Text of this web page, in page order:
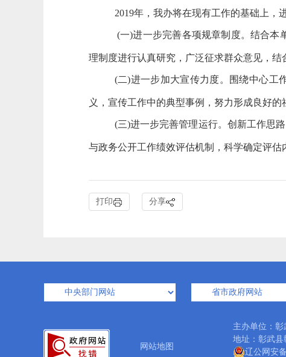
2019年，我办将在现有工作的基础上，
(一)进一步完善各项规章制度。结合本
理制度进行认真研究，广泛征求群众意见
(二)进一步加大宣传力度。围绕中心工
义，宣传工作中的典型事例，努力形成良
(三)进一步完善管理运行。创新工作思
与政务公开工作绩效评估机制，科学确定评估
打印 分享
网站地图
主办单位：
地址：彰武
辽公网安